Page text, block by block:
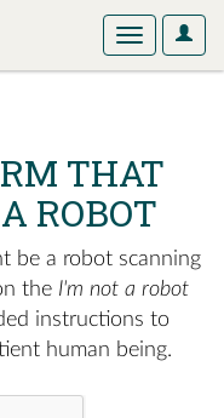
User
Toggle
THAT
ROBOT
be a robot scanning
the I'm not a robot
instructions to
human being.